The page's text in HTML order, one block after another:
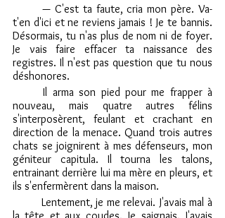
t'en d'ici et ne reviens jamais ! Je te bannis.
Désormais, tu n'as plus de nom ni de foyer.
Je vais faire effacer ta naissance des
registres. Il n'est pas question que tu nous
déshonores.
	Il arma son pied pour me frapper à
nouveau, mais quatre autres félins
s'interposèrent, feulant et crachant en
direction de la menace. Quand trois autres
chats se joignirent à mes défenseurs, mon
géniteur capitula. Il tourna les talons,
entrainant derrière lui ma mère en pleurs, et
ils s'enfermèrent dans la maison.